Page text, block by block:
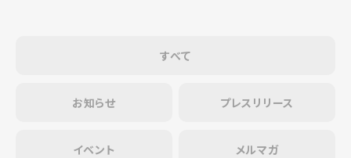
すべて
お知らせ プレスリリース
イベント メルマガ